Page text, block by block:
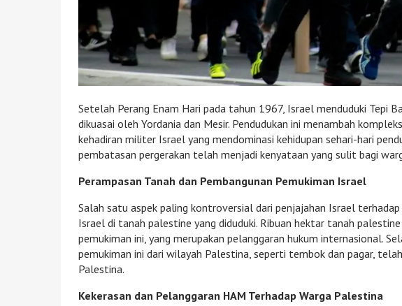
Setelah Perang Enam Hari pada tahun 1967, Israel menduduki Tepi
dikuasai oleh Yordania dan Mesir. Pendudukan ini menambah
kehadiran militer Israel yang mendominasi kehidupan sehari-hari
pembatasan pergerakan telah menjadi kenyataan yang sulit bagi
Perampasan Tanah dan Pembangunan Pemukiman Israel
Salah satu aspek paling kontroversial dari penjajahan Israel
Israel di tanah palestine yang diduduki. Ribuan hektar tanah
pemukiman ini, yang merupakan pelanggaran hukum internasional.
pemukiman ini dari wilayah Palestina, seperti tembok dan pagar,
Palestina.
Kekerasan dan Pelanggaran HAM Terhadap Warga Palestina